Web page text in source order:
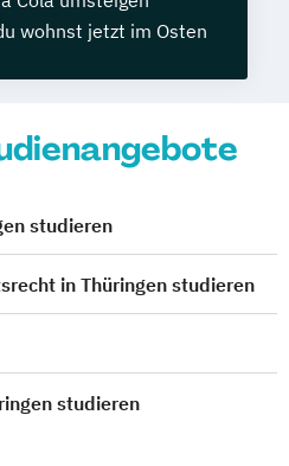
wohnst jetzt im Osten
studieren
in Thüringen studieren
studieren